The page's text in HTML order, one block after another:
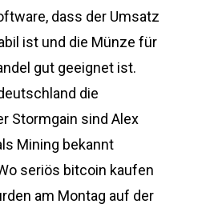
dass der Umsatz
ist und die Münze für
gut geeignet ist.
die
Stormgain sind Alex
Mining bekannt
seriös bitcoin kaufen
am Montag auf der